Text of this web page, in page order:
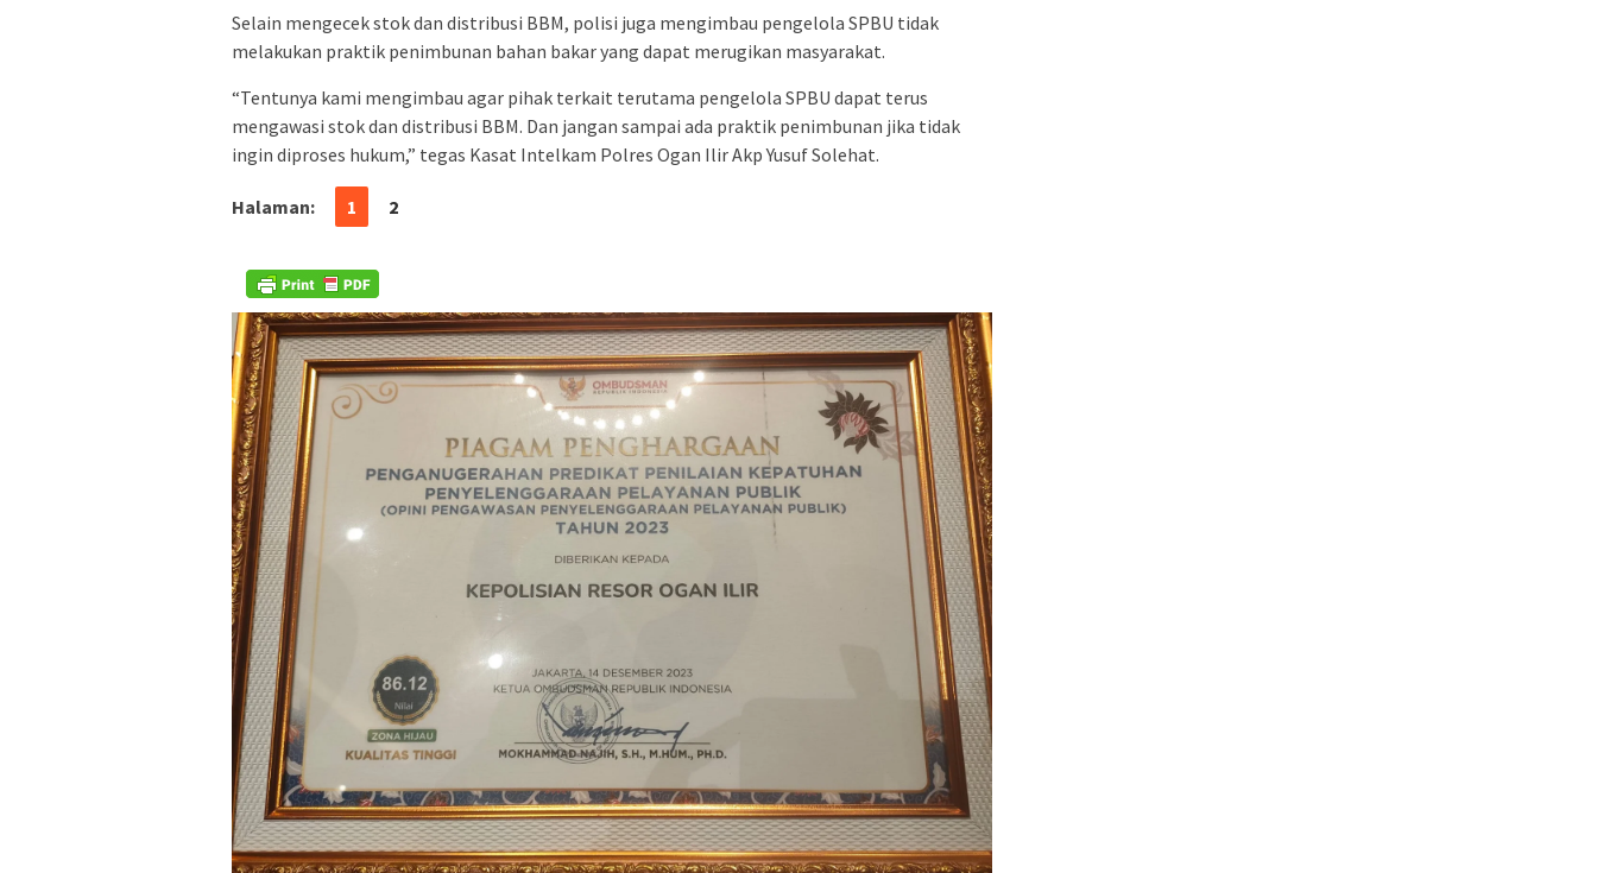
Selain mengecek stok dan distribusi BBM, polisi juga mengimbau pengelola SPBU tidak
melakukan praktik penimbunan bahan bakar yang dapat merugikan masyarakat.
“Tentunya kami mengimbau agar pihak terkait terutama pengelola SPBU dapat terus
mengawasi stok dan distribusi BBM. Dan jangan sampai ada praktik penimbunan jika tidak
ingin diproses hukum,” tegas Kasat Intelkam Polres Ogan Ilir Akp Yusuf Solehat.
Halaman: 1 2